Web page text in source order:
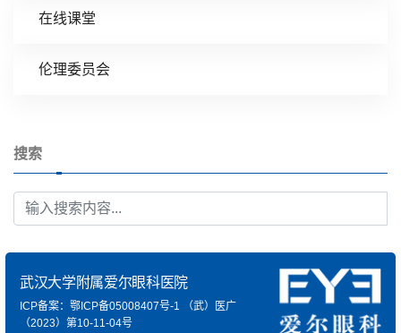
在线课堂
伦理委员会
搜索
武汉大学附属爱尔眼科医院
ICP备案：鄂ICP备05008407号-1 （武）医广
（2023）第10-11-04号